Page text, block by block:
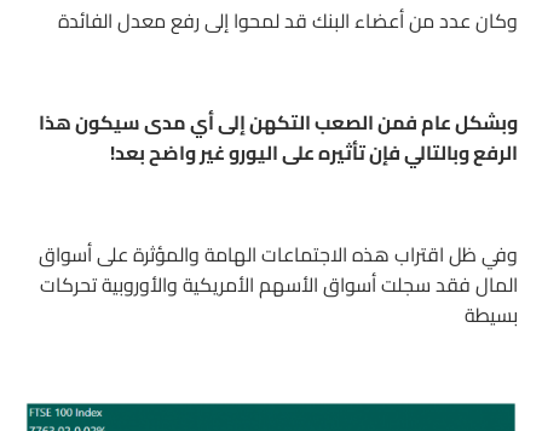
وكان عدد من أعضاء البنك قد لمحوا إلى رفع معدل الفائدة
وبشكل عام فمن الصعب التكهن إلى أي مدى سيكون هذا
الرفع وبالتالي فإن تأثيره على اليورو غير واضح بعد!
وفي ظل اقتراب هذه الاجتماعات الهامة والمؤثرة على أسواق
المال فقد سجلت أسواق الأسهم الأمريكية والأوروبية تحركات
بسيطة